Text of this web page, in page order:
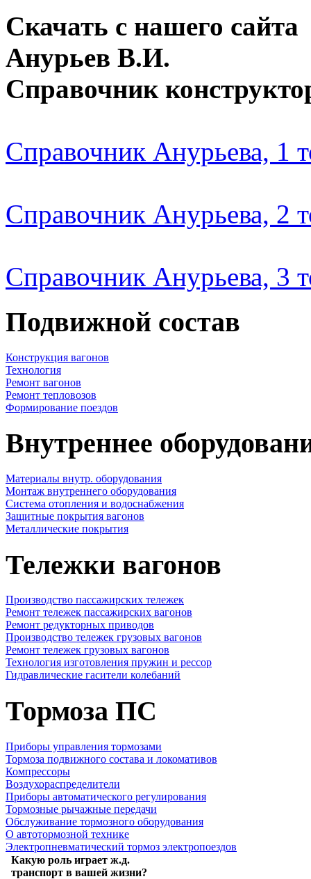
Скачать с нашего сайта
Анурьев В.И.
Справочник
Справочник Анурьева, 1
Справочник Анурьева, 2
Справочник Анурьева, 3
Подвижной состав
Конструкция вагонов
Технология
Ремонт вагонов
Ремонт тепловозов
Формирование поездов
Внутреннее
Материалы внутр. оборудования
Монтаж внутреннего оборудования
Cистема отопления и водоснабжения
Защитные покрытия вагонов
Металлические покрытия
Тележки вагонов
Производство пассажирских тележек
Ремонт тележек пассажирских вагонов
Ремонт редукторных приводов
Производство тележек грузовых вагонов
Ремонт тележек грузовых вагонов
Технология изготовления пружин и рессор
Гидравлические гасители колебаний
Тормоза ПС
Приборы управления тормозами
Тормоза подвижного состава и локомативов
Компрессоры
Воздухораспределители
Приборы автоматического регулирования
Тормозные рычажные передачи
Обслуживание тормозного оборудования
О автотормозной технике
Электропневматический тормоз электропоездов
Какую роль играет ж.д.
транспорт в вашей жизни?